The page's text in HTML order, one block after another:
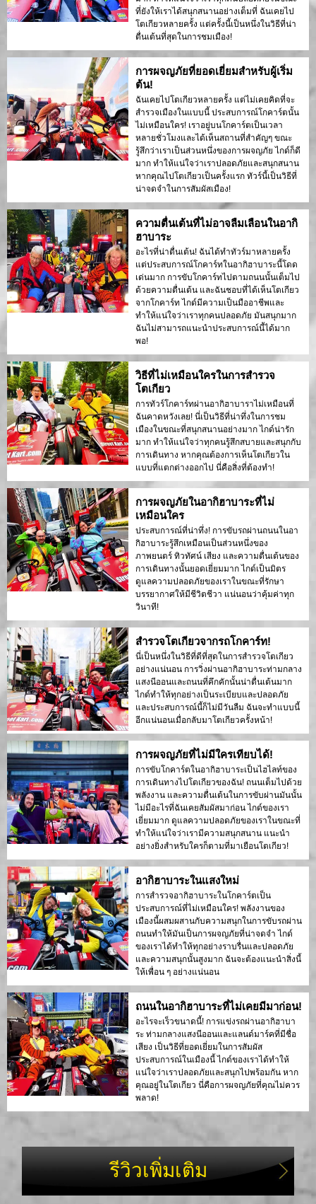
ที่ยังให้เราได้สนุกสนานอย่างเต็มที่ ฉันเคยไป
โตเกียวหลายครั้ง แต่ครั้งนี้เป็นหนึ่งในวิธีที่น่า
ตื่นเต้นที่สุดในการชมเมือง!
การผจญภัยที่ยอดเยี่ยมสำหรับผู้เริ่ม
ต้น!
ฉันเคยไปโตเกียวหลายครั้ง แต่ไม่เคยคิดที่จะ
สำรวจเมืองในแบบนี้ ประสบการณ์โกคาร์ตนั้น
ไม่เหมือนใคร! เราอยู่บนโกคาร์ตเป็นเวลา
หลายชั่วโมงและได้เห็นสถานที่สำคัญๆ ขณะ
รู้สึกว่าเราเป็นส่วนหนึ่งของการผจญภัย ไกด์ก็ดี
มาก ทำให้แน่ใจว่าเราปลอดภัยและสนุกสนาน
หากคุณไปโตเกียวเป็นครั้งแรก ทัวร์นี้เป็นวิธีที่
น่าจดจำในการสัมผัสเมือง!
ความตื่นเต้นที่ไม่อาจลืมเลือนในอากิ
ฮาบาระ
อะไรที่น่าตื่นเต้น! ฉันได้ทำทัวร์มาหลายครั้ง
แต่ประสบการณ์โกคาร์ทในอากิฮาบาระนี้โดด
เด่นมาก การขับโกคาร์ทไปตามถนนนั้นเต็มไป
ด้วยความตื่นเต้น และฉันชอบที่ได้เห็นโตเกียว
จากโกคาร์ท ไกด์มีความเป็นมืออาชีพและ
ทำให้แน่ใจว่าเราทุกคนปลอดภัย มันสนุกมาก
ฉันไม่สามารถแนะนำประสบการณ์นี้ได้มาก
พอ!
วิธีที่ไม่เหมือนใครในการสำรวจ
โตเกียว
การทัวร์โกคาร์ทผ่านอากิฮาบาราไม่เหมือนที่
ฉันคาดหวังเลย! นี่เป็นวิธีที่น่าทึ่งในการชม
เมืองในขณะที่สนุกสนานอย่างมาก ไกด์น่ารัก
มาก ทำให้แน่ใจว่าทุกคนรู้สึกสบายและสนุกกับ
การเดินทาง หากคุณต้องการเห็นโตเกียวใน
แบบที่แตกต่างออกไป นี่คือสิ่งที่ต้องทำ!
การผจญภัยในอากิฮาบาระที่ไม่
เหมือนใคร
ประสบการณ์ที่น่าทึ่ง! การขับรถผ่านถนนในอา
กิฮาบาระรู้สึกเหมือนเป็นส่วนหนึ่งของ
ภาพยนตร์ ทิวทัศน์ เสียง และความตื่นเต้นของ
การเดินทางนั้นยอดเยี่ยมมาก ไกด์เป็นมิตร
ดูแลความปลอดภัยของเราในขณะที่รักษา
บรรยากาศให้มีชีวิตชีวา แน่นอนว่าคุ้มค่าทุก
วินาที!
สำรวจโตเกียวจากรถโกคาร์ท!
นี่เป็นหนึ่งในวิธีที่ดีที่สุดในการสำรวจโตเกียว
อย่างแน่นอน การวิ่งผ่านอากิฮาบาระท่ามกลาง
แสงนีออนและถนนที่คึกคักนั้นน่าตื่นเต้นมาก
ไกด์ทำให้ทุกอย่างเป็นระเบียบและปลอดภัย
และประสบการณ์นี้ก็ไม่มีวันลืม ฉันจะทำแบบนี้
อีกแน่นอนเมื่อกลับมาโตเกียวครั้งหน้า!
การผจญภัยที่ไม่มีใครเทียบได้!
การขับโกคาร์ตในอากิฮาบาระเป็นไฮไลท์ของ
การเดินทางไปโตเกียวของฉัน! ถนนเต็มไปด้วย
พลังงาน และความตื่นเต้นในการขับผ่านมันนั้น
ไม่มีอะไรที่ฉันเคยสัมผัสมาก่อน ไกด์ของเรา
เยี่ยมมาก ดูแลความปลอดภัยของเราในขณะที่
ทำให้แน่ใจว่าเรามีความสนุกสนาน แนะนำ
อย่างยิ่งสำหรับใครก็ตามที่มาเยือนโตเกียว!
อากิฮาบาระในแสงใหม่
การสำรวจอากิฮาบาระในโกคาร์ตเป็น
ประสบการณ์ที่ไม่เหมือนใคร! พลังงานของ
เมืองนี้ผสมผสานกับความสนุกในการขับรถผ่าน
ถนนทำให้มันเป็นการผจญภัยที่น่าจดจำ ไกด์
ของเราได้ทำให้ทุกอย่างราบรื่นและปลอดภัย
และความสนุกนั้นสูงมาก ฉันจะต้องแนะนำสิ่งนี้
ให้เพื่อน ๆ อย่างแน่นอน
ถนนในอากิฮาบาระที่ไม่เคยมีมาก่อน!
อะไรจะเร็วขนาดนี้! การแข่งรถผ่านอากิฮาบา
ระ ท่ามกลางแสงนีออนและแลนด์มาร์คที่มีชื่อ
เสียง เป็นวิธีที่ยอดเยี่ยมในการสัมผัส
ประสบการณ์ในเมืองนี้ ไกด์ของเราได้ทำให้
แน่ใจว่าเราปลอดภัยและสนุกไปพร้อมกัน หาก
คุณอยู่ในโตเกียว นี่คือการผจญภัยที่คุณไม่ควร
พลาด!
รีวิวเพิ่มเติม